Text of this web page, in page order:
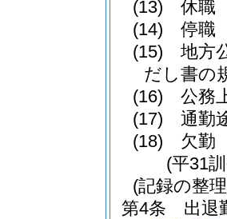
(13)
休職
(14)
停職
(15)
地方
だし書の
(16)
公務
(17)
通勤
(18)
欠勤
(平31
(記録の整
第4条
出退